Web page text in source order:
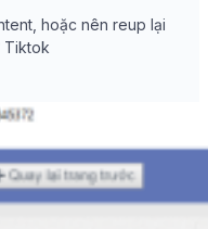
hoặc nên reup lại
Tiktok